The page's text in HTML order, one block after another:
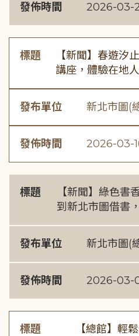
發佈時間 2026-03-
標題
【新聞】春遊汐
講座，體驗在地
發布單位 新北市圖(
發佈時間 2026-03-
標題
【新聞】綠色書
到新北市圖借書
發布單位 新北市圖(
發佈時間 2026-03-
標題
【總館】輕